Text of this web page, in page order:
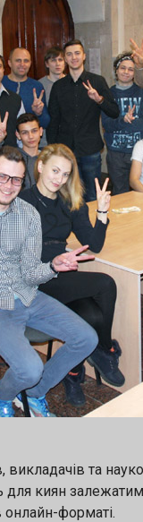
🤝
після
🚀 участь в
— 10 серпня
та
киян
форматі.